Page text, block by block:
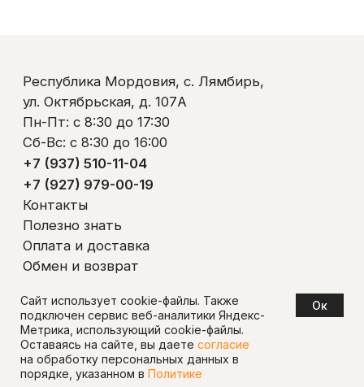
Сайт использует cookie-файлы. Также
подключен сервис веб-аналитики Яндекс-
Метрика, использующий cookie-файлы.
Оставаясь на сайте, вы даете согласие
на обработку персональных данных в
порядке, указанном в Политике
Oк